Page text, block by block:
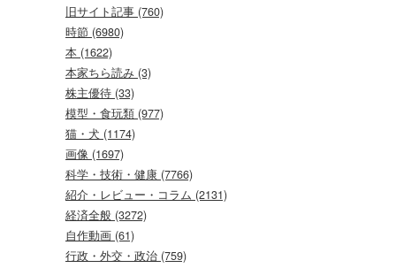
旧サイト記事 (760)
時節 (6980)
本 (1622)
本家ちら読み (3)
株主優待 (33)
模型・食玩類 (977)
猫・犬 (1174)
画像 (1697)
科学・技術・健康 (7766)
紹介・レビュー・コラム (2131)
経済全般 (3272)
自作動画 (61)
行政・外交・政治 (759)